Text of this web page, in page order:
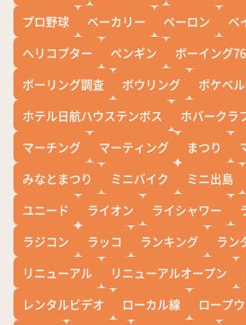
プロ野球
ベーカリー ペーロン ベ
ヘリコプター
ペンギン ボーイング
ボーリング調査
ボウリング ポケベル
ホテル日航ハウステンボス
ホバークラ
マーチング
マーティング まつり
みなとまつり
ミニバイク ミニ出島
ユニード
ライオン ライシャワー
ラジコン
ラッコ ランキング ラン
リニューアル
リニューアルオープン
レンタルビデオ
ローカル線 ロープ